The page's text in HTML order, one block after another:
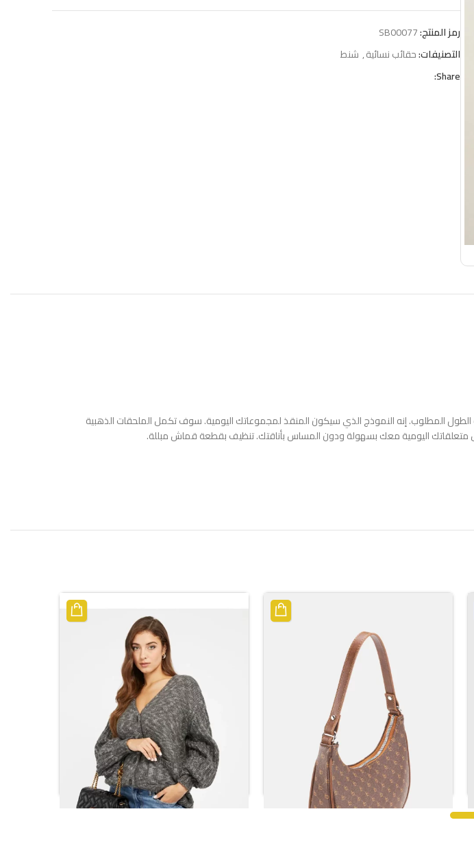
رمز المنتج:SB00077
التصنيفات:حقائب نسائية, شنط
Share:
المطلوب. إنه النموذج الذي سيكون المنقذ لمجموعاتك اليومية. سوف تكمل الملحقات الذهبية
متعلقاتك اليومية معك بسهولة ودون المساس بأناقتك. تنظيف بقطعة قماش مبللة.